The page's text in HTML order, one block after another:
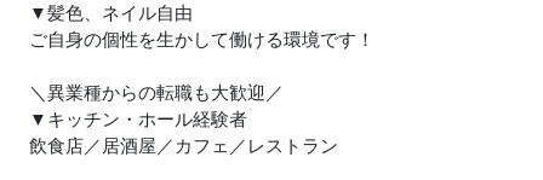
▼髪色、ネイル自由
ご自身の個性を生かして働ける環境です！
＼異業種からの転職も大歓迎／
▼キッチン・ホール経験者
飲食店／居酒屋／カフェ／レストラン